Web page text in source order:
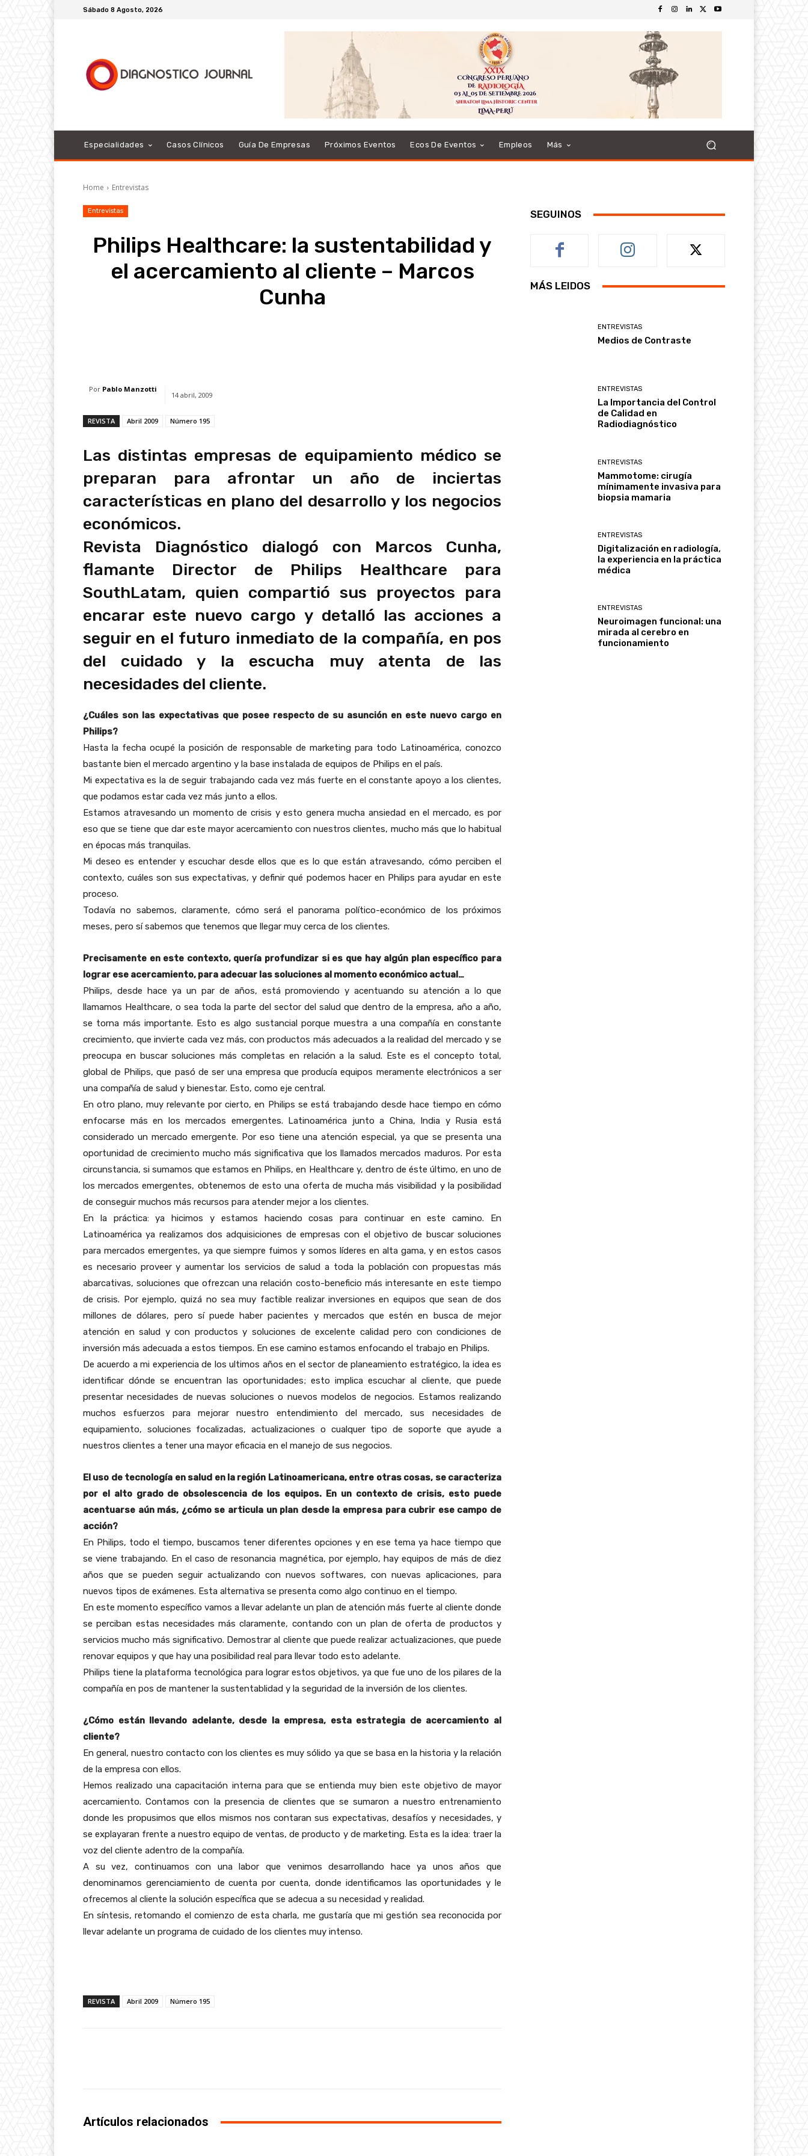
Sábado 8 Agosto, 2026
Especialidades Casos Clínicos Guía De Empresas Próximos Eventos Ecos De Eventos Empleos Más
Home Entrevistas
Entrevistas
Philips Healthcare: la sustentabilidad y
el acercamiento al cliente – Marcos
Cunha
Por Pablo Manzotti
14 abril, 2009
REVISTA Abril 2009 Número 195
Las distintas empresas de equipamiento médico se
preparan para afrontar un año de inciertas
características en plano del desarrollo y los negocios
económicos.
Revista Diagnóstico dialogó con Marcos Cunha,
flamante Director de Philips Healthcare para
SouthLatam, quien compartió sus proyectos para
encarar este nuevo cargo y detalló las acciones a
seguir en el futuro inmediato de la compañía, en pos
del cuidado y la escucha muy atenta de las
necesidades del cliente.
¿Cuáles son las expectativas que posee respecto de su asunción en este nuevo cargo en
Philips?
Hasta la fecha ocupé la posición de responsable de marketing para todo Latinoamérica, conozco
bastante bien el mercado argentino y la base instalada de equipos de Philips en el país.
Mi expectativa es la de seguir trabajando cada vez más fuerte en el constante apoyo a los clientes,
que podamos estar cada vez más junto a ellos.
Estamos atravesando un momento de crisis y esto genera mucha ansiedad en el mercado, es por
eso que se tiene que dar este mayor acercamiento con nuestros clientes, mucho más que lo habitual
en épocas más tranquilas.
Mi deseo es entender y escuchar desde ellos que es lo que están atravesando, cómo perciben el
contexto, cuáles son sus expectativas, y definir qué podemos hacer en Philips para ayudar en este
proceso.
Todavía no sabemos, claramente, cómo será el panorama político-económico de los próximos
meses, pero sí sabemos que tenemos que llegar muy cerca de los clientes.
Precisamente en este contexto, quería profundizar si es que hay algún plan específico para
lograr ese acercamiento, para adecuar las soluciones al momento económico actual…
Philips, desde hace ya un par de años, está promoviendo y acentuando su atención a lo que
llamamos Healthcare, o sea toda la parte del sector del salud que dentro de la empresa, año a año,
se torna más importante. Esto es algo sustancial porque muestra a una compañía en constante
crecimiento, que invierte cada vez más, con productos más adecuados a la realidad del mercado y se
preocupa en buscar soluciones más completas en relación a la salud. Este es el concepto total,
global de Philips, que pasó de ser una empresa que producía equipos meramente electrónicos a ser
una compañía de salud y bienestar. Esto, como eje central.
En otro plano, muy relevante por cierto, en Philips se está trabajando desde hace tiempo en cómo
enfocarse más en los mercados emergentes. Latinoamérica junto a China, India y Rusia está
considerado un mercado emergente. Por eso tiene una atención especial, ya que se presenta una
oportunidad de crecimiento mucho más significativa que los llamados mercados maduros. Por esta
circunstancia, si sumamos que estamos en Philips, en Healthcare y, dentro de éste último, en uno de
los mercados emergentes, obtenemos de esto una oferta de mucha más visibilidad y la posibilidad
de conseguir muchos más recursos para atender mejor a los clientes.
En la práctica: ya hicimos y estamos haciendo cosas para continuar en este camino. En
Latinoamérica ya realizamos dos adquisiciones de empresas con el objetivo de buscar soluciones
para mercados emergentes, ya que siempre fuimos y somos líderes en alta gama, y en estos casos
es necesario proveer y aumentar los servicios de salud a toda la población con propuestas más
abarcativas, soluciones que ofrezcan una relación costo-beneficio más interesante en este tiempo
de crisis. Por ejemplo, quizá no sea muy factible realizar inversiones en equipos que sean de dos
millones de dólares, pero sí puede haber pacientes y mercados que estén en busca de mejor
atención en salud y con productos y soluciones de excelente calidad pero con condiciones de
inversión más adecuada a estos tiempos. En ese camino estamos enfocando el trabajo en Philips.
De acuerdo a mi experiencia de los ultimos años en el sector de planeamiento estratégico, la idea es
identificar dónde se encuentran las oportunidades; esto implica escuchar al cliente, que puede
presentar necesidades de nuevas soluciones o nuevos modelos de negocios. Estamos realizando
muchos esfuerzos para mejorar nuestro entendimiento del mercado, sus necesidades de
equipamiento, soluciones focalizadas, actualizaciones o cualquer tipo de soporte que ayude a
nuestros clientes a tener una mayor eficacia en el manejo de sus negocios.
El uso de tecnología en salud en la región Latinoamericana, entre otras cosas, se caracteriza
por el alto grado de obsolescencia de los equipos. En un contexto de crisis, esto puede
acentuarse aún más, ¿cómo se articula un plan desde la empresa para cubrir ese campo de
acción?
En Philips, todo el tiempo, buscamos tener diferentes opciones y en ese tema ya hace tiempo que
se viene trabajando. En el caso de resonancia magnética, por ejemplo, hay equipos de más de diez
años que se pueden seguir actualizando con nuevos softwares, con nuevas aplicaciones, para
nuevos tipos de exámenes. Esta alternativa se presenta como algo continuo en el tiempo.
En este momento específico vamos a llevar adelante un plan de atención más fuerte al cliente donde
se perciban estas necesidades más claramente, contando con un plan de oferta de productos y
servicios mucho más significativo. Demostrar al cliente que puede realizar actualizaciones, que puede
renovar equipos y que hay una posibilidad real para llevar todo esto adelante.
Philips tiene la plataforma tecnológica para lograr estos objetivos, ya que fue uno de los pilares de la
compañía en pos de mantener la sustentablidad y la seguridad de la inversión de los clientes.
¿Cómo están llevando adelante, desde la empresa, esta estrategia de acercamiento al
cliente?
En general, nuestro contacto con los clientes es muy sólido ya que se basa en la historia y la relación
de la empresa con ellos.
Hemos realizado una capacitación interna para que se entienda muy bien este objetivo de mayor
acercamiento. Contamos con la presencia de clientes que se sumaron a nuestro entrenamiento
donde les propusimos que ellos mismos nos contaran sus expectativas, desafíos y necesidades, y
se explayaran frente a nuestro equipo de ventas, de producto y de marketing. Esta es la idea: traer la
voz del cliente adentro de la compañía.
A su vez, continuamos con una labor que venimos desarrollando hace ya unos años que
denominamos gerenciamiento de cuenta por cuenta, donde identificamos las oportunidades y le
ofrecemos al cliente la solución específica que se adecua a su necesidad y realidad.
En síntesis, retomando el comienzo de esta charla, me gustaría que mi gestión sea reconocida por
llevar adelante un programa de cuidado de los clientes muy intenso.
REVISTA Abril 2009 Número 195
Artículos relacionados
SEGUINOS
MÁS LEIDOS
ENTREVISTAS
Medios de Contraste
ENTREVISTAS
La Importancia del Control
de Calidad en
Radiodiagnóstico
ENTREVISTAS
Mammotome: cirugía
mínimamente invasiva para
biopsia mamaria
ENTREVISTAS
Digitalización en radiología,
la experiencia en la práctica
médica
ENTREVISTAS
Neuroimagen funcional: una
mirada al cerebro en
funcionamiento